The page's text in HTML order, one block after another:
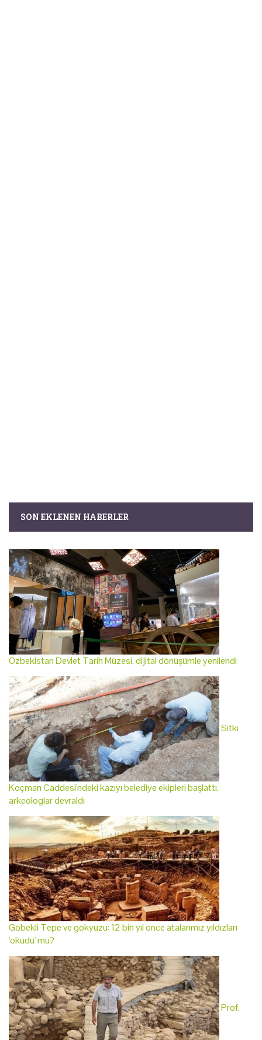
SON EKLENEN HABERLER
Özbekistan Devlet Tarih Müzesi, dijital dönüşümle yenilendi
Sıtkı
Koçman Caddesi'ndeki kazıyı belediye ekipleri başlattı,
arkeologlar devraldı
Göbekli Tepe ve gökyüzü: 12 bin yıl önce atalarımız yıldızları
'okudu' mu?
Prof.